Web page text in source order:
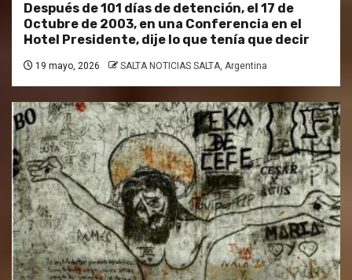
Después de 101 días de detención, el 17 de
Octubre de 2003, en una Conferencia en el
Hotel Presidente, dije lo que tenía que decir
19 mayo, 2026 SALTA NOTICIAS SALTA, Argentina